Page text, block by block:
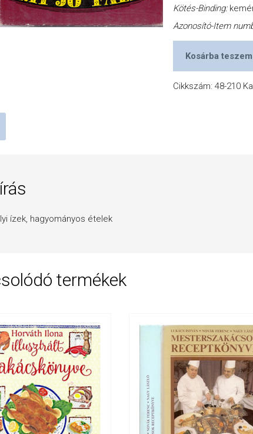
Kötés-Binding:
Azonosító-Item
Kosárba teszem
Cikkszám:48-210
ízek, hagyományos ételek
termékek